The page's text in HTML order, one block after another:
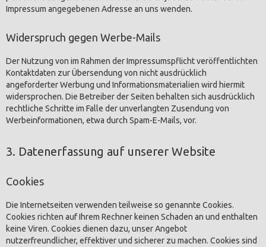
Impressum angegebenen Adresse an uns wenden.
Widerspruch gegen Werbe-Mails
Der Nutzung von im Rahmen der Impressumspflicht veröffentlichten
Kontaktdaten zur Übersendung von nicht ausdrücklich
angeforderter Werbung und Informationsmaterialien wird hiermit
widersprochen. Die Betreiber der Seiten behalten sich ausdrücklich
rechtliche Schritte im Falle der unverlangten Zusendung von
Werbeinformationen, etwa durch Spam-E-Mails, vor.
3. Datenerfassung auf unserer Website
Cookies
Die Internetseiten verwenden teilweise so genannte Cookies.
Cookies richten auf Ihrem Rechner keinen Schaden an und enthalten
keine Viren. Cookies dienen dazu, unser Angebot
nutzerfreundlicher, effektiver und sicherer zu machen. Cookies sind